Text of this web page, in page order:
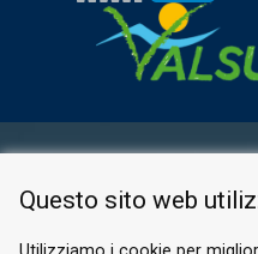
Questo sito web